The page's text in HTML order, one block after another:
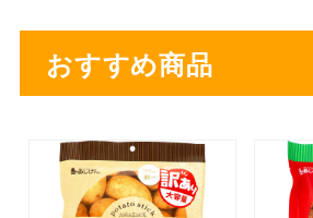
おすすめ商品